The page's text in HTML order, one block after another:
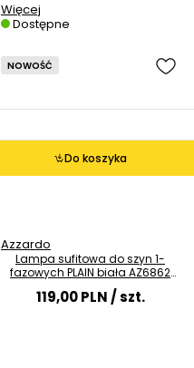
Więcej
Dostępne
Do koszyka
NOWOŚĆ
Azzardo
Lampa sufitowa do szyn 1-
fazowych PLAIN biała AZ6862
1xLED 12W 4000K listwa
119,00 PLN/ szt.